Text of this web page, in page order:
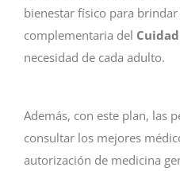
bienestar físico para
complementaria del
necesidad de cada adulto.
Además, con este plan, las
consultar los mejores
autorización de medicina